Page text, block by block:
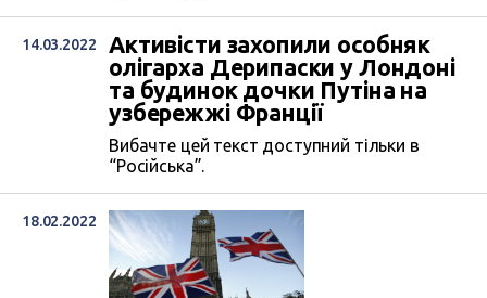
14.03.2022
Активісти захопили особняк
олігарха Дерипаски у Лондоні
та будинок дочки Путіна на
узбережжі Франції
Вибачте цей текст доступний тільки в
“Російська”.
18.02.2022